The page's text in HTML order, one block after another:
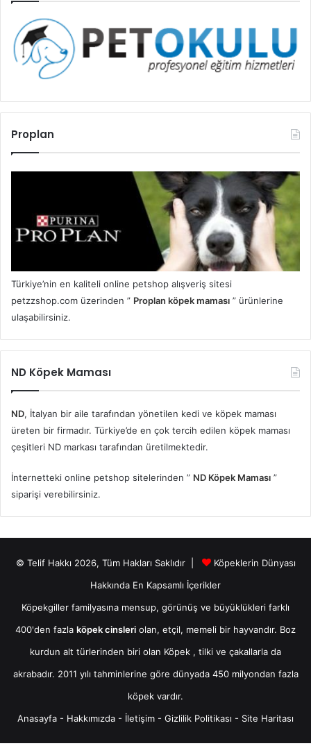
Proplan
Türkiye’nin en kaliteli online petshop alışveriş sitesi
petzzshop.com üzerinden ” Proplan köpek maması ” ürünlerine
ulaşabilirsiniz.
ND Köpek Maması
ND, İtalyan bir aile tarafından yönetilen kedi ve köpek maması
üreten bir firmadır. Türkiye’de en çok tercih edilen köpek maması
çeşitleri ND markası tarafından üretilmektedir.
İnternetteki online petshop sitelerinden ” ND Köpek Maması ”
siparişi verebilirsiniz.
© Telif Hakkı 2026, Tüm Hakları Saklıdır |
Köpeklerin Dünyası
Hakkında En Kapsamlı İçerikler
Köpekgiller familyasına mensup, görünüş ve büyüklükleri farklı
400'den fazla köpek cinsleri olan, etçil, memeli bir hayvandır. Boz
kurdun alt türlerinden biri olan Köpek , tilki ve çakallarla da
akrabadır. 2011 yılı tahminlerine göre dünyada 450 milyondan fazla
köpek vardır.
Anasayfa - Hakkımızda - İletişim - Gizlilik Politikası - Site Haritası